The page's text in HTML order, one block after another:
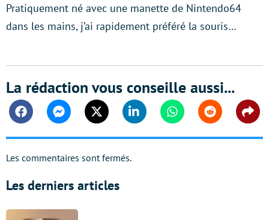
Pratiquement né avec une manette de Nintendo64
dans les mains, j’ai rapidement préféré la souris…
La rédaction vous conseille aussi...
FacebookMessengerTwitter Linkedin WhatsappReddit
Les commentaires sont fermés.
Les derniers articles